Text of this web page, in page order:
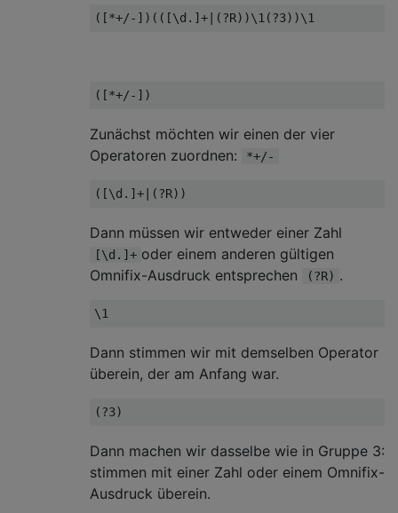
([*+/-])(([\d .]+|(?R))\1 (?3))\1
([*+/-])
Zunächst möchten wir einen der vier
Operatoren zuordnen:
*+/-
([\d .]+|(?R))
Dann müssen wir entweder einer Zahl
[\d.]+ oder einem anderen gültigen
Omnifix-Ausdruck entsprechen
(?R) .
\1
Dann stimmen wir mit demselben Operator
überein, der am Anfang war.
(?3)
Dann machen wir dasselbe wie in Gruppe 3:
stimmen mit einer Zahl oder einem Omnifix-
Ausdruck überein.